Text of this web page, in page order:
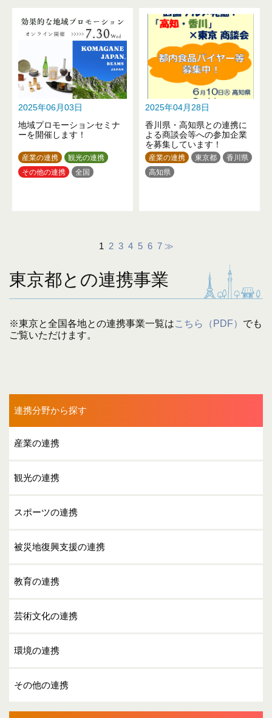
2025年06月03日
地域プロモーションセミナ
ーを開催します！
産業の連携
観光の連携
その他の連携
全国
2025年04月28日
香川県・高知県との連携に
よる商談会等への参加企業
を募集しています！
産業の連携 東京都
香川県
高知県
1 2 3 4 5 6 7 ≫
東京都との連携事業
※東京と全国各地との連携事業一覧はこちら（PDF） でも
ご覧いただけます。
連携分野から探す
産業の連携
観光の連携
スポーツの連携
被災地復興支援の連携
教育の連携
芸術文化の連携
環境の連携
その他の連携